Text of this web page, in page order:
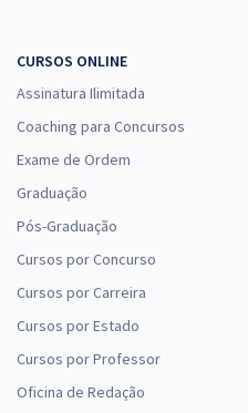
CURSOS ONLINE
Assinatura Ilimitada
Coaching para Concursos
Exame de Ordem
Graduação
Pós-Graduação
Cursos por Concurso
Cursos por Carreira
Cursos por Estado
Cursos por Professor
Oficina de Redação